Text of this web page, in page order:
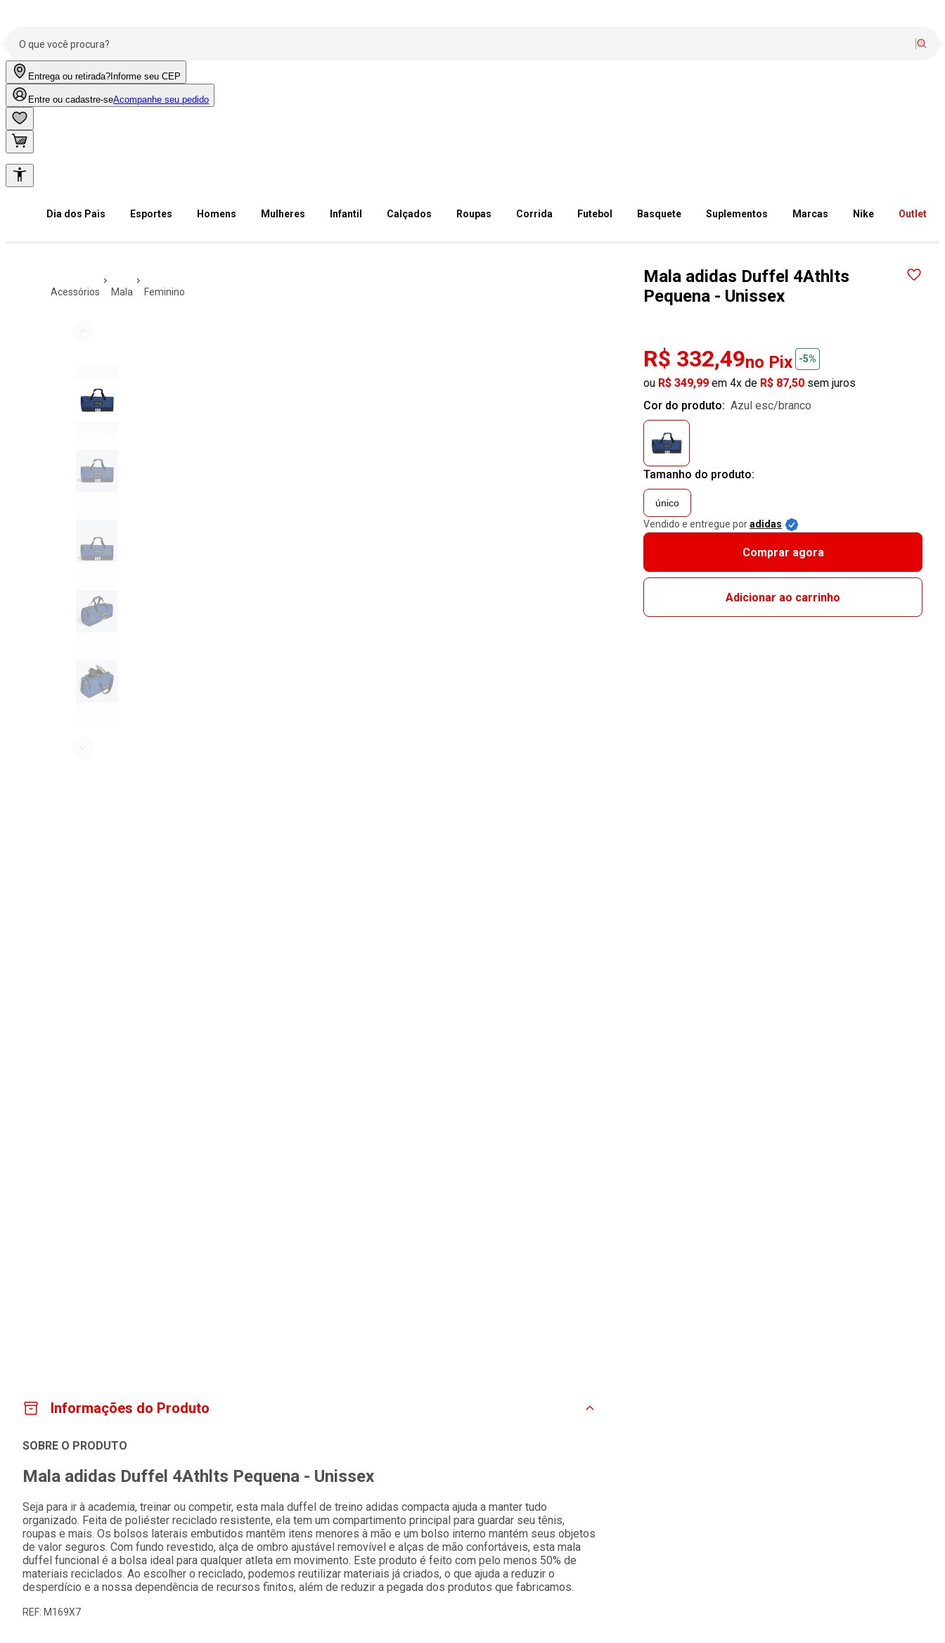
Entrega ou retirada? Informe seu CEP
Entre ou cadastre-seAcompanhe seu pedido
Dia dos Pais Esportes Homens Mulheres Infantil Calçados Roupas Corrida Futebol Basquete Suplementos Marcas Nike Outlet
acessórios mala feminino
Mala adidas Duffel 4Athlts
Pequena - Unissex
R$ 332,49no Pix -5%
ou R$ 349,99 em 4x de R$ 87,50 sem juros
Cor do produto:
azul esc/branco
Tamanho do produto:
único
Vendido e entregue poradidas
Comprar agora
Adicionar ao carrinho
Informações do Produto
SOBRE O PRODUTO
Mala adidas Duffel 4Athlts Pequena - Unissex
Seja para ir à academia, treinar ou competir, esta mala duffel de treino adidas compacta ajuda a manter tudo
organizado. Feita de poliéster reciclado resistente, ela tem um compartimento principal para guardar seu tênis,
roupas e mais. Os bolsos laterais embutidos mantêm itens menores à mão e um bolso interno mantém seus objetos
de valor seguros. Com fundo revestido, alça de ombro ajustável removível e alças de mão confortáveis, esta mala
duffel funcional é a bolsa ideal para qualquer atleta em movimento. Este produto é feito com pelo menos 50% de
materiais reciclados. Ao escolher o reciclado, podemos reutilizar materiais já criados, o que ajuda a reduzir o
desperdício e a nossa dependência de recursos finitos, além de reduzir a pegada dos produtos que fabricamos.
REF: M169X7